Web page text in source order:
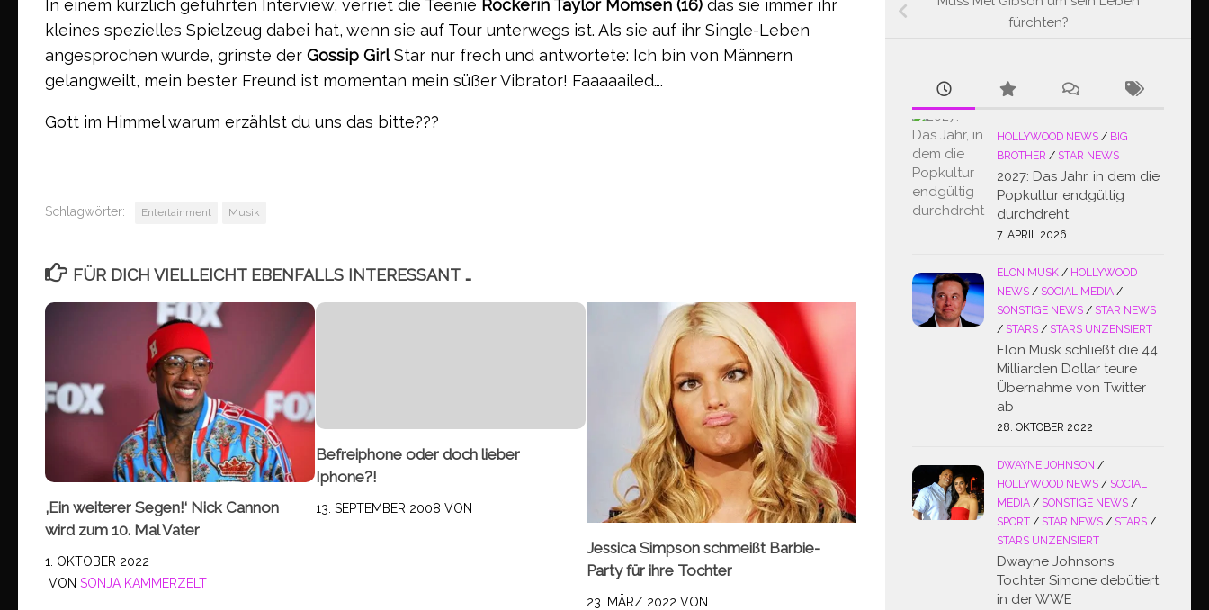
In einem kürzlich geführten Interview, verriet die Teenie Rockerin Taylor Momsen (16) das sie immer ihr
kleines spezielles Spielzeug dabei hat, wenn sie auf Tour unterwegs ist. Als sie auf ihr Single-Leben
angesprochen wurde, grinste der Gossip GirlStar nur frech und antwortete: Ich bin von Männern
gelangweilt, mein bester Freund ist momentan mein süßer Vibrator! Faaaaailed….
Gott im Himmel warum erzählst du uns das bitte???
Schlagwörter: Entertainment Musik
FÜR DICH VIELLEICHT EBENFALLS INTERESSANT …
‚Ein weiterer Segen!‘ Nick Cannon
wird zum 10. Mal Vater
1. OKTOBER 2022
VON SONJA KAMMERZELT
Befreiphone oder doch lieber
Iphone?!
13. SEPTEMBER 2008 VON
Jessica Simpson schmeißt Barbie-
Party für ihre Tochter
23. MÄRZ 2022 VON
fürchten?
HOLLYWOOD NEWS / BIG
BROTHER / STAR NEWS
2027: Das Jahr, in dem die
Popkultur endgültig
durchdreht
7. APRIL 2026
ELON MUSK / HOLLYWOOD
NEWS / SOCIAL MEDIA /
SONSTIGE NEWS / STAR NEWS
/ STARS / STARS UNZENSIERT
Elon Musk schließt die 44
Milliarden Dollar teure
Übernahme von Twitter
ab
28. OKTOBER 2022
DWAYNE JOHNSON /
HOLLYWOOD NEWS / SOCIAL
MEDIA / SONSTIGE NEWS /
SPORT / STAR NEWS / STARS /
STARS UNZENSIERT
Dwayne Johnsons
Tochter Simone debütiert
in der WWE